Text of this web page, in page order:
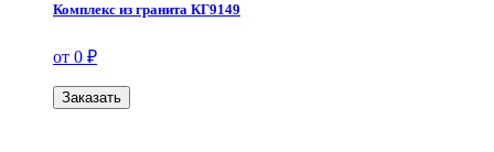
Комплекс из гранита КГ9149
от 0 ₽
Заказать